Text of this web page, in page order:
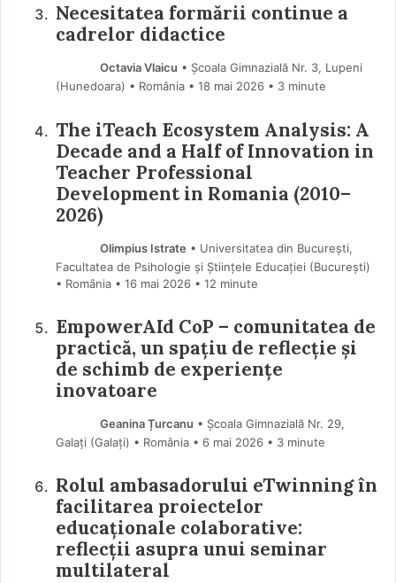
Necesitatea formării continue a
cadrelor didactice
Octavia Vlaicu • Școala Gimnazială Nr. 3, Lupeni
(Hunedoara) • România
18 mai 2026 • 3 minute
The iTeach Ecosystem Analysis: A
Decade and a Half of Innovation in
Teacher Professional
Development in Romania (2010–
2026)
Olimpius Istrate • Universitatea din București,
Facultatea de Psihologie și Științele Educației (Bucureşti)
• România
16 mai 2026 • 12 minute
EmpowerAId CoP – comunitatea de
practică, un spațiu de reflecție și
de schimb de experiențe
inovatoare
Geanina Țurcanu • Școala Gimnazială Nr. 29,
Galați (Galaţi) • România
6 mai 2026 • 3 minute
Rolul ambasadorului eTwinning în
facilitarea proiectelor
educaționale colaborative:
reflecții asupra unui seminar
multilateral